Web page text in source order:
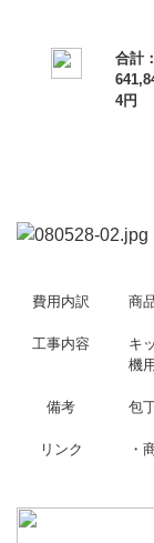
合計：
4円
費用内訳 商
工事内容
キ
機
備考 包
リンク ・